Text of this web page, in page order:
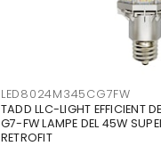
LED8024M345CG7FW
TADD LLC-LIGHT EFFICIENT
G7-FW LAMPE DEL 45W
RETROFIT